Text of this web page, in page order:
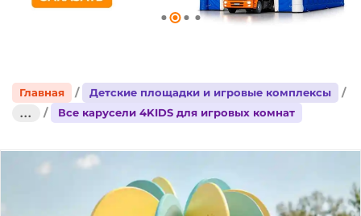
Главная
Детские площадки и игровые комплексы
...
Все карусели 4KIDS для игровых комнат